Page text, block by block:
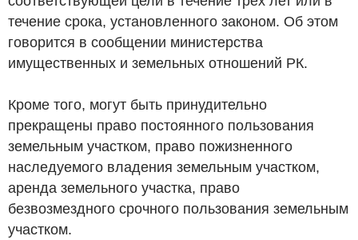
течение срока, установленного законом. Об этом
говорится в сообщении министерства
имущественных и земельных отношений РК.
Кроме того, могут быть принудительно
прекращены право постоянного пользования
земельным участком, право пожизненного
наследуемого владения земельным участком,
аренда земельного участка, право
безвозмездного срочного пользования земельным
участком.